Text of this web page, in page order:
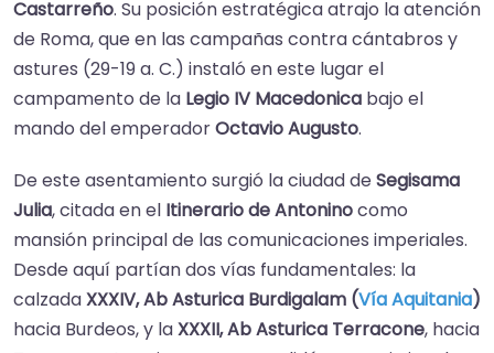
Castarreño. Su posición estratégica atrajo la atención
de Roma, que en las campañas contra cántabros y
astures (29-19 a. C.) instaló en este lugar el
campamento de la Legio IV Macedonica bajo el
mando del emperadorOctavio Augusto.
De este asentamiento surgió la ciudad de Segisama
Julia, citada en el Itinerario de Antoninocomo
mansión principal de las comunicaciones imperiales.
Desde aquí partían dos vías fundamentales: la
calzadaXXXIV, Ab Asturica Burdigalam (Vía Aquitania)
hacia Burdeos, y laXXXII, Ab Asturica Terracone, hacia